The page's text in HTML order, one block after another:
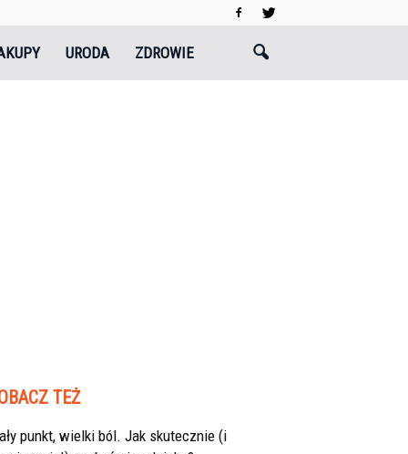
URODA ZDROWIE
TEŻ
punkt, wielki ból. Jak skutecznie (i